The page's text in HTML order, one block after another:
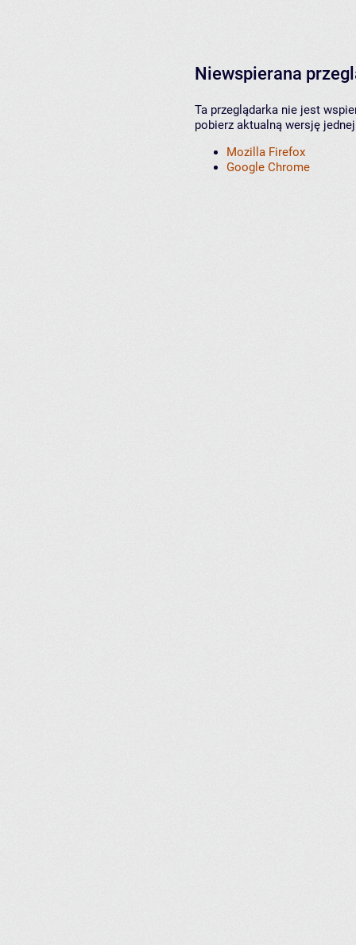
Niewspierana
Ta przeglądarka nie jest
pobierz aktualną wersję
Mozilla Firefox
Google Chrome